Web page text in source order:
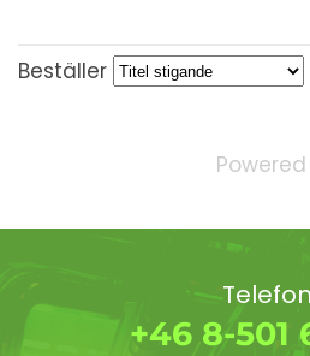
Beställer
+46 8-501